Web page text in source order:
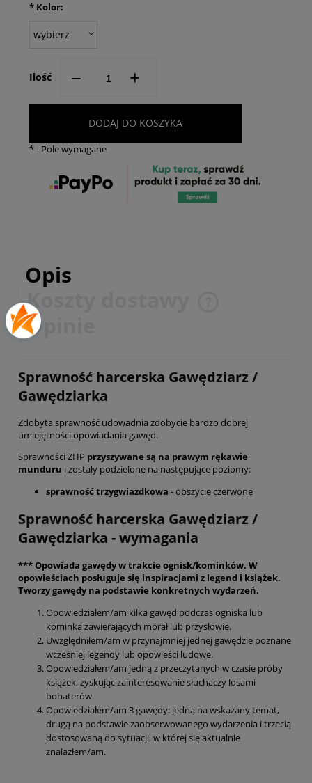
*Kolor:
Ilość -- +
DODAJ DO KOSZYKA
*- Pole wymagane
Opis
Koszty dostawy
Cena nie zawiera ewentualnych kosztów płatności
Opinie
Sprawność harcerska Gawędziarz /
Gawędziarka
Zdobyta sprawność udowadnia zdobycie bardzo dobrej
umiejętności opowiadania gawęd.
Sprawności ZHP przyszywane są na prawym rękawie
munduru i zostały podzielone na następujące poziomy:
sprawność trzygwiazdkowa - obszycie czerwone
Sprawność harcerska Gawędziarz /
Gawędziarka - wymagania
*** Opowiada gawędy w trakcie ognisk/kominków. W
opowieściach posługuje się inspiracjami z legend i książek.
Tworzy gawędy na podstawie konkretnych wydarzeń.
Opowiedziałem/am kilka gawęd podczas ogniska lub
kominka zawierających morał lub przysłowie.
Uwzględniłem/am w przynajmniej jednej gawędzie poznane
wcześniej legendy lub opowieści ludowe.
Opowiedziałem/am jedną z przeczytanych w czasie próby
książek, zyskując zainteresowanie słuchaczy losami
bohaterów.
Opowiedziałem/am 3 gawędy: jedną na wskazany temat,
drugą na podstawie zaobserwowanego wydarzenia i trzecią
dostosowaną do sytuacji, w której się aktualnie
znalazłem/am.